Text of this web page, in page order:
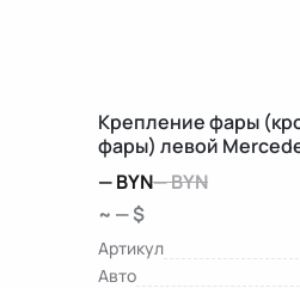
Крепление фары
фары) левой
X166
—BYN—BYN
~ — $
Артикул
Авто